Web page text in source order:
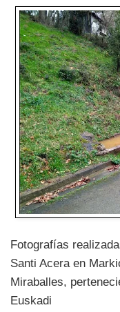
Fotografías
Santi Acera en
Miraballes,
Euskadi